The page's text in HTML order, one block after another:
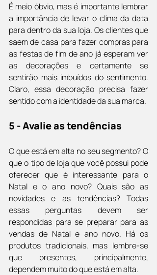
É meio óbvio, mas é importante lembrar
a importância de levar o clima da data
para dentro da sua loja. Os clientes que
saem de casa para fazer compras para
as festas de fim de ano já esperam ver
as decorações e certamente se
sentirão mais imbuídos do sentimento.
Claro, essa decoração precisa fazer
sentido com a identidade da sua marca.
5 - Avalie as tendências
O que está em alta no seu segmento? O
que o tipo de loja que você possui pode
oferecer que é interessante para o
Natal e o ano novo? Quais são as
novidades e as tendências? Todas
essas perguntas devem ser
respondidas para se preparar para as
vendas de Natal e ano novo. Há os
produtos tradicionais, mas lembre-se
que presentes, principalmente,
dependem muito do que está em alta.